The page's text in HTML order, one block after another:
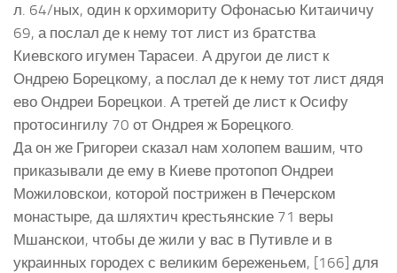
л. 64/ных, один к орхимориту Офонасью Китаичичу
69, а послал де к нему тот лист из братства
Киевского игумен Тарасеи. А другои де лист к
Ондрею Борецкому, а послал де к нему тот лист дядя
ево Ондреи Борецкои. А третей де лист к Осифу
протосингилу 70 от Ондрея ж Борецкого.
Да он же Григореи сказал нам холопем вашим, что
приказывали де ему в Киеве протопоп Ондреи
Можиловскои, которой пострижен в Печерском
монастыре, да шляхтич крестьянские 71 веры
Мшанскои, чтобы де жили у вас в Путивле и в
украинных городех с великим береженьем, [166] для